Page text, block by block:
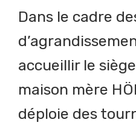
Dans le cadre
accueillir le
maison mère
déploie des